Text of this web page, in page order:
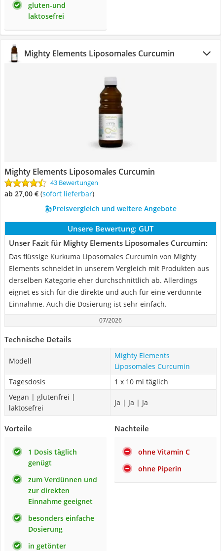
gluten-und
laktosefrei
Mighty Elements Liposomales Curcumin
Mighty Elements Liposomales Curcumin
43 Bewertungen
ab 27,00 € ( Sofort lieferbar)
Preisvergleich und weitere Angebote
Unsere Bewertung: GUT
Unser Fazit für Mighty Elements Liposomales Curcumin:
Das flüssige Kurkuma Liposomales Curcumin von Mighty
Elements schneidet in unserem Vergleich mit Produkten aus
derselben Kategorie eher durchschnittlich ab. Allerdings
eignet es sich für die direkte und auch für eine verdünnte
Einnahme. Auch die Dosierung ist sehr einfach.
07/2026
Technische Details
Modell
Mighty Elements
Liposomales Curcumin
Tagesdosis
1 x 10 ml täglich
Vegan | glutenfrei |
laktosefrei
Ja | Ja | Ja
Vorteile
1 Dosis täglich
genügt
zum Verdünnen und
zur direkten
Einnahme geeignet
besonders einfache
Dosierung
in getönter
Nachteile
ohne Vitamin C
ohne Piperin